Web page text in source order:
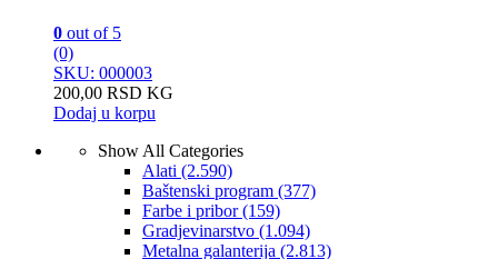
0 out of 5
(0)
SKU: 000003
200,00 RSD KG
Dodaj u korpu
Show All Categories
Alati (2.590)
Baštenski program (377)
Farbe i pribor(159)
Gradjevinarstvo (1.094)
Metalna galanterija (2.813)